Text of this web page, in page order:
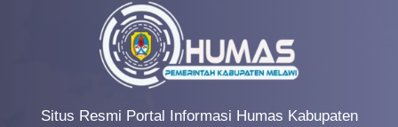
Situs Resmi Portal Informasi Humas Kabupaten